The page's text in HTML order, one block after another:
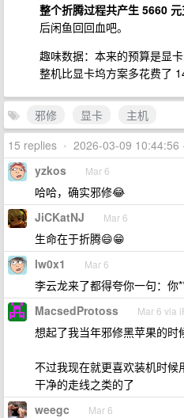
整个折腾过程共产生 5660 元
后闲鱼回回血吧。
趣味数据：本来的预算是显
整机比显卡坞方案多花费了
邪修 显卡
主机
15 replies • 2026-03-09 10:44:56
yzkos Mar 6
哈哈，确实邪修😂
JiCKatNJ Mar 6
生命在于折腾😄😁
lw0x1 Mar 6
李云龙来了都得夸你一句：你
MacsedProtoss Mar 6 via
想起了我当年邪修黑苹果的
不过我现在就更喜欢装机时
干净的走线之类的了
weegc Mar 6